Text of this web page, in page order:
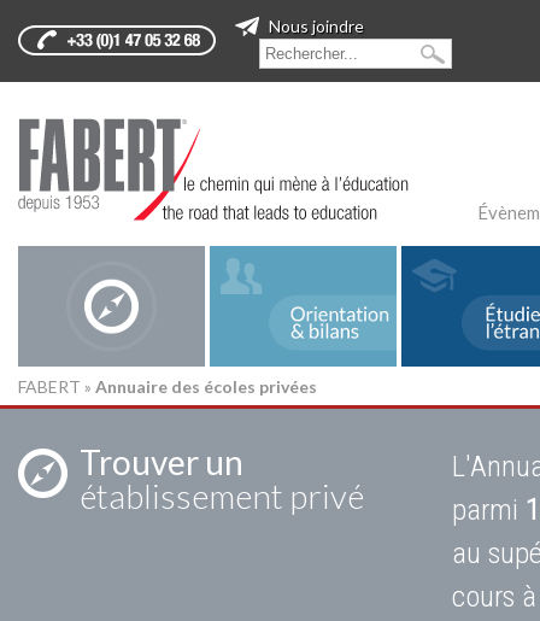
Nous joindre
FABERT » Annuaire des écoles privées
Trouver un
établissement privé
parmi
au
cours